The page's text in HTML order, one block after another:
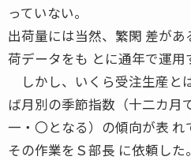
っていない。
出荷量には当然、繁閑 差が
荷データをも とに通年で運用
しかし、いくら受注生産と
ば月別の季節指数（十二カ月
一・〇となる）の傾向が表 れ
その作業をＳ部長 に依頼した。